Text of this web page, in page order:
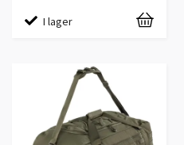
I lager